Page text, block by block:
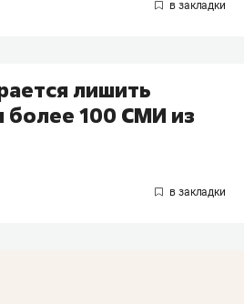
лишить
более 100 СМИ из